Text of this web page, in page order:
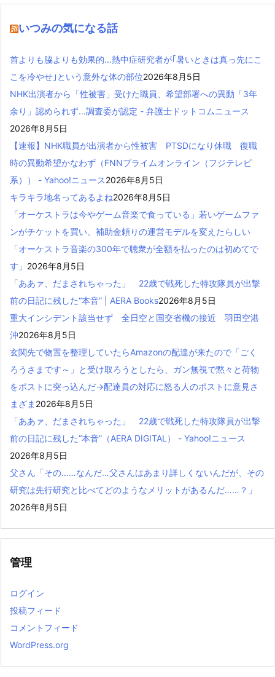
いつみの気になる話
首よりも脇よりも効果的…熱中症研究者が｢暑いときは真っ先にこ
こを冷やせ｣という意外な体の部位2026年8月5日
NHK出演者から「性被害」受けた職員、希望部署への異動「3年
余り」認められず…調査委が認定 - 弁護士ドットコムニュース
2026年8月5日
【速報】NHK職員が出演者から性被害 PTSDになり休職 復職
時の異動希望かなわず（FNNプライムオンライン（フジテレビ
系）） - Yahoo!ニュース2026年8月5日
キラキラ地名ってあるよね2026年8月5日
「オーケストラは今やゲーム音楽で食っている」若いゲームファ
ンがチケットを買い、補助金頼りの運営モデルを変えたらしい
「オーケストラ音楽の300年で聴衆が全額を払ったのは初めてで
す」 2026年8月5日
「ああァ、だまされちゃった」 22歳で戦死した特攻隊員が出撃
前の日記に残した“本音” | AERA Books2026年8月5日
重大インシデント該当せず 全日空と国交省機の接近 羽田空港
沖2026年8月5日
玄関先で物置を整理していたらAmazonの配達が来たので「ごく
ろうさまです～」と受け取ろうとしたら、ガン無視で黙々と荷物
をポストに突っ込んだ→配達員の対応に怒る人のポストに意見さ
まざま 2026年8月5日
「ああァ、だまされちゃった」 22歳で戦死した特攻隊員が出撃
前の日記に残した“本音”（AERA DIGITAL） - Yahoo!ニュース
2026年8月5日
父さん「その……なんだ…父さんはあまり詳しくないんだが、その
研究は先行研究と比べてどのようなメリットがあるんだ……？」
2026年8月5日
管理
ログイン
投稿フィード
コメントフィード
WordPress.org